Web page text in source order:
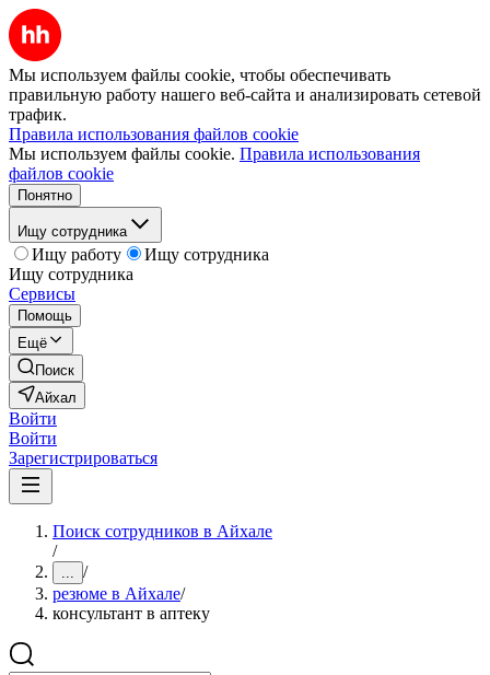
Мы используем файлы cookie, чтобы обеспечивать
правильную работу нашего веб-сайта и анализировать сетевой
трафик.
Правила использования файлов cookie
Мы используем файлы cookie. Правила использования
файлов cookie
Понятно
Ищу сотрудника
Ищу работу
Ищу сотрудника
Ищу сотрудника
Сервисы
Помощь
Ещё
Поиск
Айхал
Войти
Войти
Зарегистрироваться
Поиск сотрудников в Айхале
/
... /
резюме в Айхале/
консультант в аптеку